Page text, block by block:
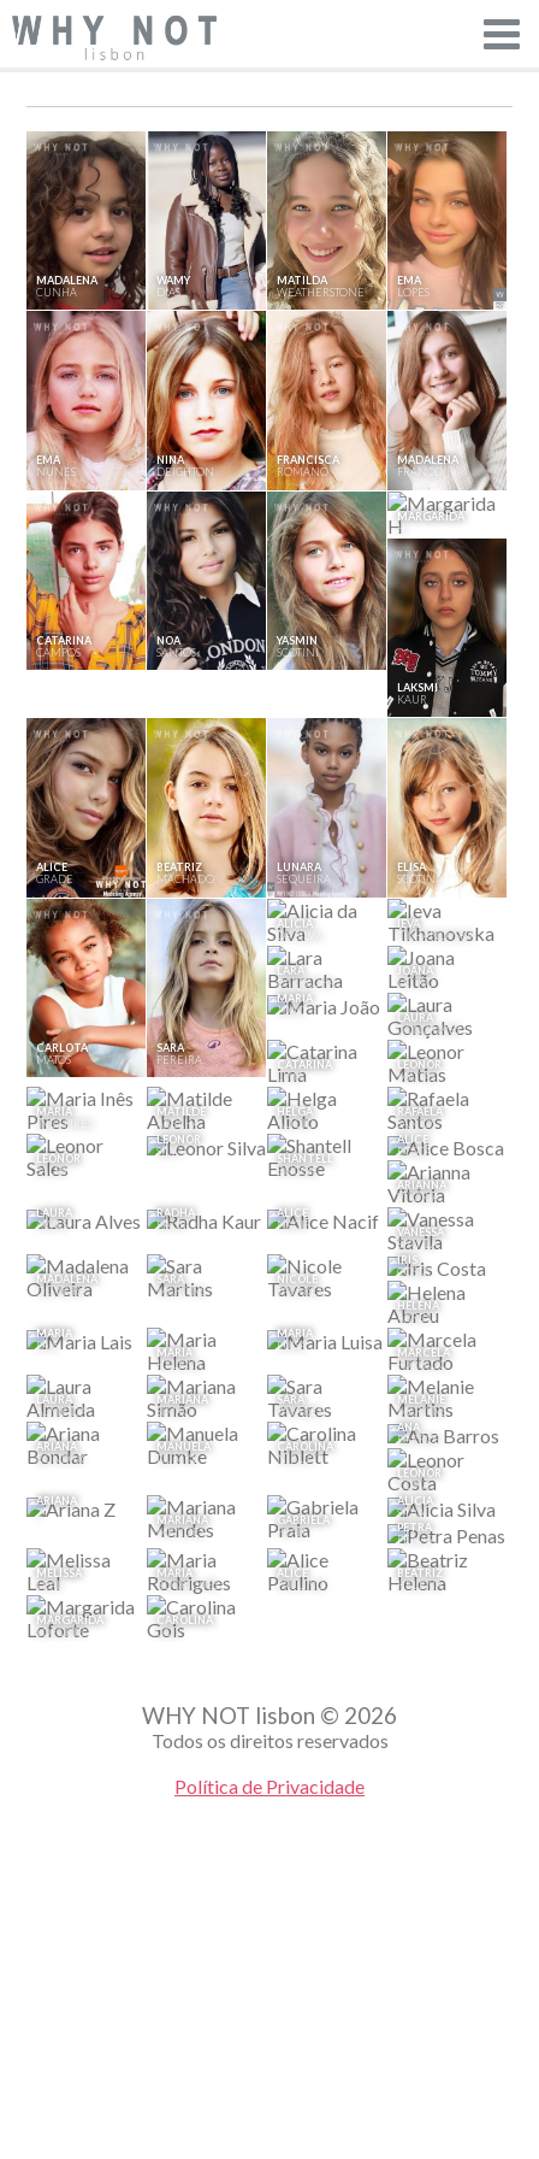
MADALENA
CUNHA
WAMY
DIAS
MATILDA
WEATHERSTONE
EMA
LOPES
EMA
NUNES
NINA
DEIGHTON
FRANCISCA
ROMANO
MADALENA
FRANCO
CATARINA
CAMPOS
NOA
SANTOS
YASMIN
SCOTINI
MARGARIDA
H
LAKSMI
KAUR
ALICE
GRADE
BEATRIZ
MACHADO
LUNARA
SEQUEIRA
ELISA
SCOTINI
CARLOTA
MATOS
SARA
PEREIRA
ALICIA
DA SILVA
IEVA
TIKHANOVSKA
LARA
BARRACHA
JOANA
LEITÃO
MARIA
JOÃO
LAURA
GONÇALVES
CATARINA
LIMA
LEONOR
MATIAS
MARIA
INÊS PIRES
MATILDE
ABELHA
HELGA
ALIOTO
RAFAELA
SANTOS
LEONOR
SALES
LEONOR
SILVA
SHANTELL
ENOSSE
ALICE
BOSCA
ARIANNA
VITÓRIA
LAURA
ALVES
RADHA
KAUR
ALICE
NACIF
VANESSA
STAVILA
MADALENA
OLIVEIRA
SARA
MARTINS
NICOLE
TAVARES
IRIS
COSTA
HELENA
ABREU
MARIA
LAIS
MARIA
HELENA
MARIA
LUISA
MARCELA
FURTADO
LAURA
ALMEIDA
MARIANA
SIMÃO
SARA
TAVARES
MELANIE
MARTINS
ARIANA
BONDAR
MANUELA
DUMKE
CAROLINA
NIBLETT
ANA
BARROS
LEONOR
COSTA
ARIANA
Z
MARIANA
MENDES
GABRIELA
PRAIA
ALICIA
SILVA
PETRA
PENAS
MELISSA
LEAL
MARIA
RODRIGUES
ALICE
PAULINO
BEATRIZ
HELENA
MARGARIDA
LOFORTE
CAROLINA
GOIS
WHY NOT lisbon © 2026
Todos os direitos reservados
Política de Privacidade